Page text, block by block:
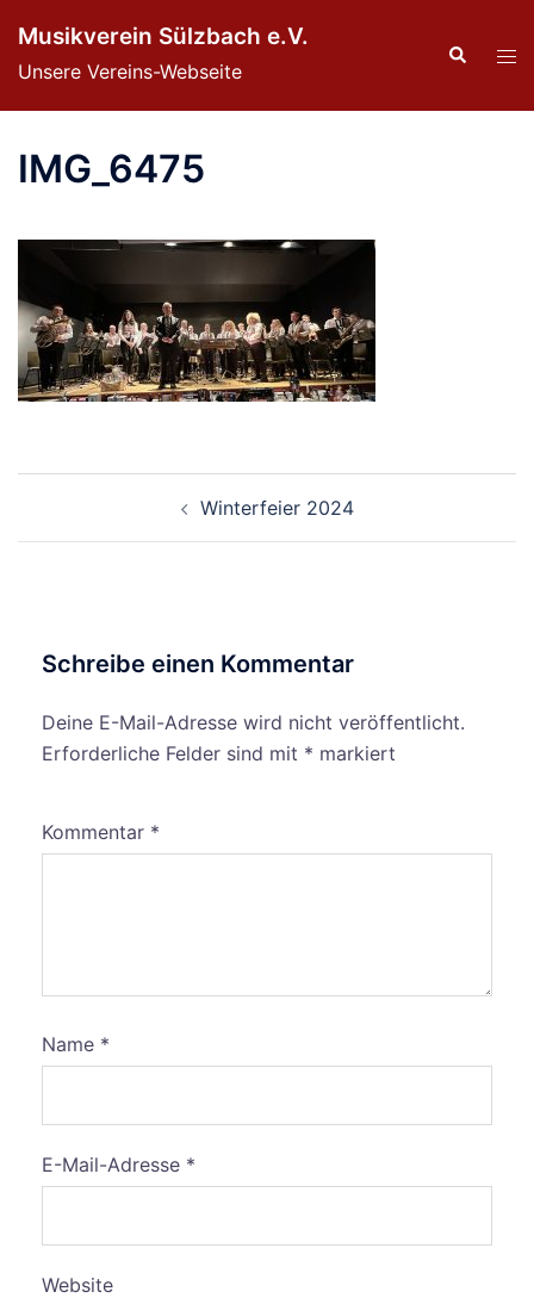
Inhalt
springen
Musikverein Sülzbach e.V.
Unsere Vereins-Webseite
Suche
IMG_6475
Winterfeier 2024
Schreibe einen Kommentar
Deine E-Mail-Adresse wird nicht veröffentlicht.
Erforderliche Felder sind mit * markiert
Kommentar *
Name *
E-Mail-Adresse *
Website